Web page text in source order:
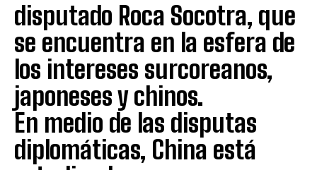
disputado Roca Socotra, que
se encuentra en la esfera de
los intereses surcoreanos,
japoneses y chinos.
En medio de las disputas
diplomáticas, China está